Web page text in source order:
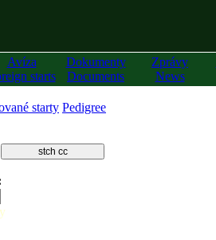
Avíza
starts
Dokumenty
Documents
Zprávy
News
starty Pedigree
stch cc